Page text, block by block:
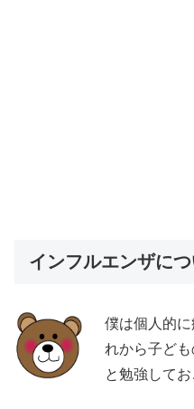
インフルエンザに
僕は個人的
れから子ど
と勉強してお